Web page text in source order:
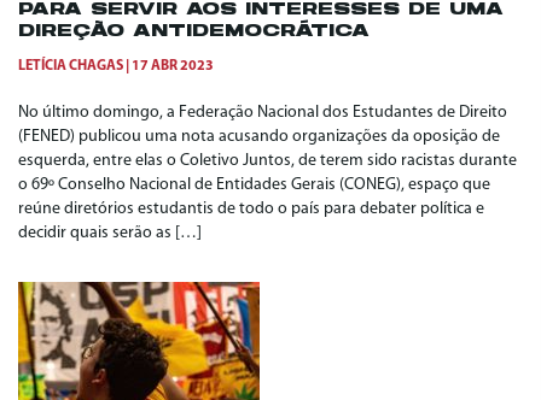
PARA SERVIR AOS INTERESSES DE UMA
DIREÇÃO ANTIDEMOCRÁTICA
LETÍCIA CHAGAS 17 ABR 2023
No último domingo, a Federação Nacional dos Estudantes de Direito
(FENED) publicou uma nota acusando organizações da oposição de
esquerda, entre elas o Coletivo Juntos, de terem sido racistas durante
o 69º Conselho Nacional de Entidades Gerais (CONEG), espaço que
reúne diretórios estudantis de todo o país para debater política e
decidir quais serão as […]